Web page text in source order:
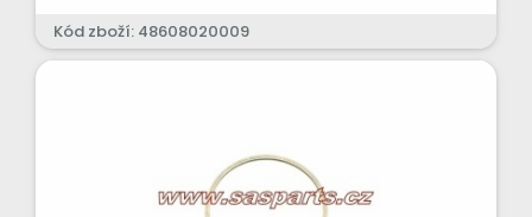
Kód zboží: 48608020009